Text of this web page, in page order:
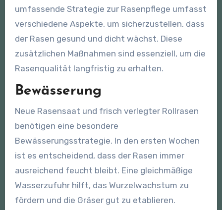
umfassende Strategie zur Rasenpflege umfasst
verschiedene Aspekte, um sicherzustellen, dass
der Rasen gesund und dicht wächst. Diese
zusätzlichen Maßnahmen sind essenziell, um die
Rasenqualität langfristig zu erhalten.
Bewässerung
Neue Rasensaat und frisch verlegter Rollrasen
benötigen eine besondere
Bewässerungsstrategie. In den ersten Wochen
ist es entscheidend, dass der Rasen immer
ausreichend feucht bleibt. Eine gleichmäßige
Wasserzufuhr hilft, das Wurzelwachstum zu
fördern und die Gräser gut zu etablieren.